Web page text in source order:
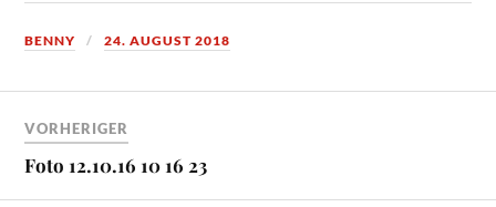
BENNY 24. AUGUST 2018
VORHERIGER
Foto 12.10.16 10 16 23